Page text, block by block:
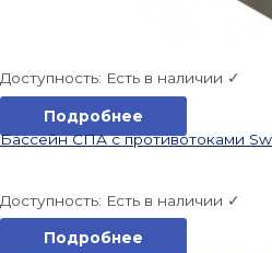
Доступность: Есть в наличии ✓
Подробнее
Бассейн СПА с противотоками
Доступность: Есть в наличии ✓
Подробнее